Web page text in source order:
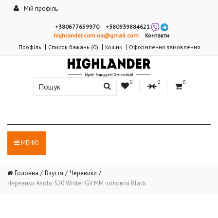
Мій профіль
+380677659970
+380939884621
highlander.com.ua@gmail.com
Контакти
Профіль
Список бажань (0) Кошик Оформлення замовлення
0 0 0
МЕНЮ
Головна Взуття
Черевики
Черевики Asolo 520 Winter GV MM чоловічі Black